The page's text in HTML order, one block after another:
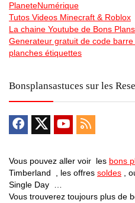
PlaneteNumérique
Tutos Videos Minecraft & Roblox
La chaine Youtube de Bons
Generateur gratuit de code
planches étiquettes
Bonsplansastuces sur les
Vous pouvez aller voir les bons
Timberland , les offres soldes ,
Single Day …
Vous trouverez toujours plus de